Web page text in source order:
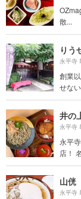
散...
りう
永平寺
創業
せな
井の
永平寺
永平
店！
山侊
永平寺